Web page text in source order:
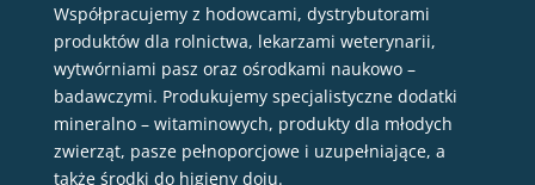
Współpracujemy z hodowcami, dystrybutorami
produktów dla rolnictwa, lekarzami weterynarii,
wytwórniami pasz oraz ośrodkami naukowo –
badawczymi. Produkujemy specjalistyczne dodatki
mineralno – witaminowych, produkty dla młodych
zwierząt, pasze pełnoporcjowe i uzupełniające, a
także środki do higieny doju.